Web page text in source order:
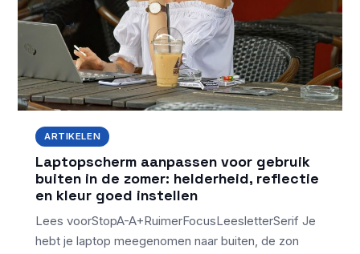
ARTIKELEN
Laptopscherm aanpassen voor gebruik
buiten in de zomer: helderheid, reflectie
en kleur goed instellen
Lees voorStopA-A+RuimerFocusLeesletterSerif Je
hebt je laptop meegenomen naar buiten, de zon